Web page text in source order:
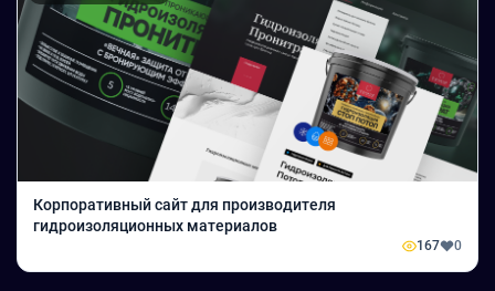
Корпоративный сайт для производителя
гидроизоляционных материалов
167 0